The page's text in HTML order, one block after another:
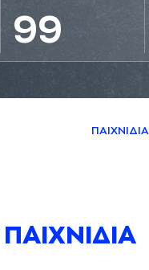
99
ΠAΙΧΝΙΔΙA
ΠAΙΧΝΙΔΙA